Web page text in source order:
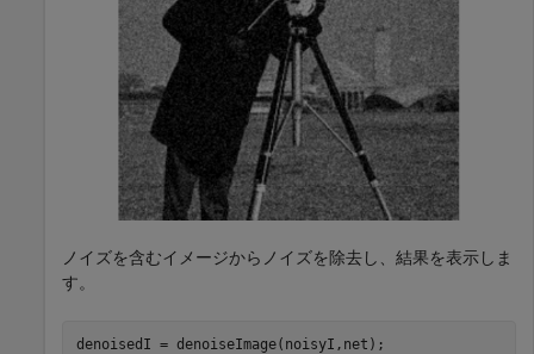
ノイズを含むイメージからノイズを除去し、結果を表示しま
す。
denoisedI = denoiseImage(noisyI,net);